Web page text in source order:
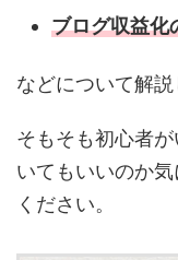
ブログ収益化
などについて解説
そもそも初心者
いてもいいのか
ください。